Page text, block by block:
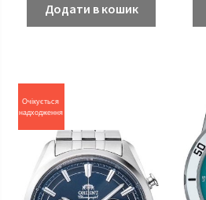
Додати в кошик
Очікується
надходження